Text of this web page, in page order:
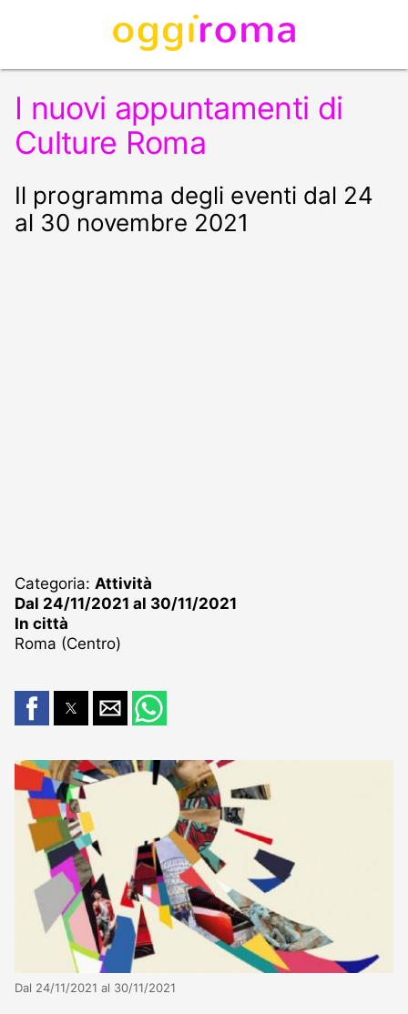
I nuovi appuntamenti di
Culture Roma
Il programma degli eventi dal 24
al 30 novembre 2021
Categoria: Attività
Dal 24/11/2021 al 30/11/2021
In città
Roma (Centro)
Dal 24/11/2021 al 30/11/2021